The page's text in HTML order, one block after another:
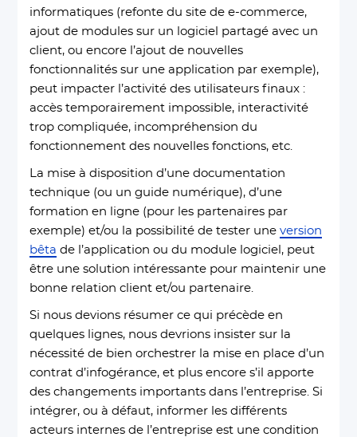
informatiques (refonte du site de e-commerce,
ajout de modules sur un logiciel partagé avec un
client, ou encore l’ajout de nouvelles
fonctionnalités sur une application par exemple),
peut impacter l’activité des utilisateurs finaux :
accès temporairement impossible, interactivité
trop compliquée, incompréhension du
fonctionnement des nouvelles fonctions, etc.
La mise à disposition d’une documentation
technique (ou un guide numérique), d’une
formation en ligne (pour les partenaires par
exemple) et/ou la possibilité de tester uneversion
bêta de l’application ou du module logiciel, peut
être une solution intéressante pour maintenir une
bonne relation client et/ou partenaire.
Si nous devions résumer ce qui précède en
quelques lignes, nous devrions insister sur la
nécessité de bien orchestrer la mise en place d’un
contrat d’infogérance, et plus encore s’il apporte
des changements importants dans l’entreprise. Si
intégrer, ou à défaut, informer les différents
acteurs internes de l’entreprise est une condition